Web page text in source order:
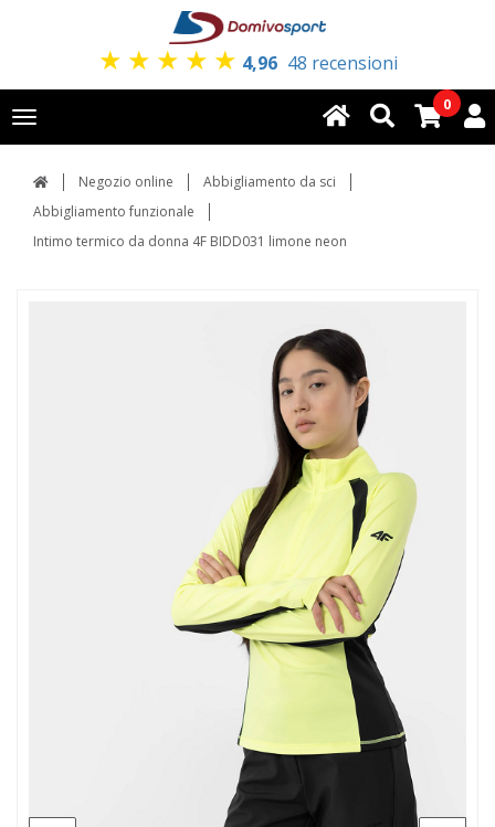
★ ★ ★ ★ ★ 4,96 48 recensioni
Toggle
navigation
0
Negozio online
Abbigliamento da sci
Abbigliamento funzionale
Intimo termico da donna 4F BIDD031 limone neon